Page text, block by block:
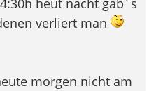
heut nacht gab´s
verliert man
morgen nicht am